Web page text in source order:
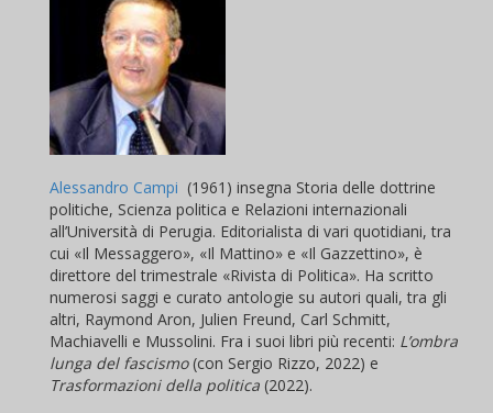
Alessandro Campi (1961) insegna Storia delle dottrine
politiche, Scienza politica e Relazioni internazionali
all’Università di Perugia. Editorialista di vari quotidiani, tra
cui «Il Messaggero», «Il Mattino» e «Il Gazzettino», è
direttore del trimestrale «Rivista di Politica». Ha scritto
numerosi saggi e curato antologie su autori quali, tra gli
altri, Raymond Aron, Julien Freund, Carl Schmitt,
Machiavelli e Mussolini. Fra i suoi libri più recenti: L’ombra
lunga del fascismo(con Sergio Rizzo, 2022) e
Trasformazioni della politica (2022).